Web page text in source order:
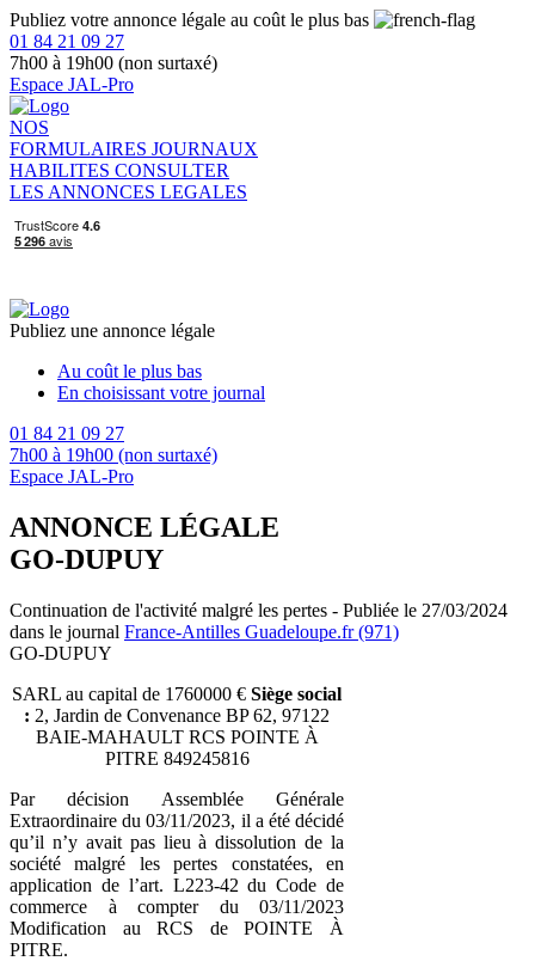
Publiez votre annonce légale au coût le plus bas
01 84 21 09 27
7h00 à 19h00 (non surtaxé)
Espace JAL-Pro
NOS
FORMULAIRES JOURNAUX
HABILITES CONSULTER
LES ANNONCES LEGALES
Publiez une annonce légale
Au coût le plus bas
En choisissant votre journal
01 84 21 09 27
7h00 à 19h00 (non surtaxé)
Espace JAL-Pro
ANNONCE LÉGALE
GO-DUPUY
Continuation de l'activité malgré les pertes - Publiée le 27/03/2024
dans le journal France-Antilles Guadeloupe.fr (971)
GO-DUPUY
SARL au capital de 1760000 € Siège social
: 2, Jardin de Convenance BP 62, 97122
BAIE-MAHAULT RCS POINTE À
PITRE 849245816
Par décision Assemblée Générale
Extraordinaire du 03/11/2023, il a été décidé
qu’il n’y avait pas lieu à dissolution de la
société malgré les pertes constatées, en
application de l’art. L223-42 du Code de
commerce à compter du 03/11/2023
Modification au RCS de POINTE À
PITRE.